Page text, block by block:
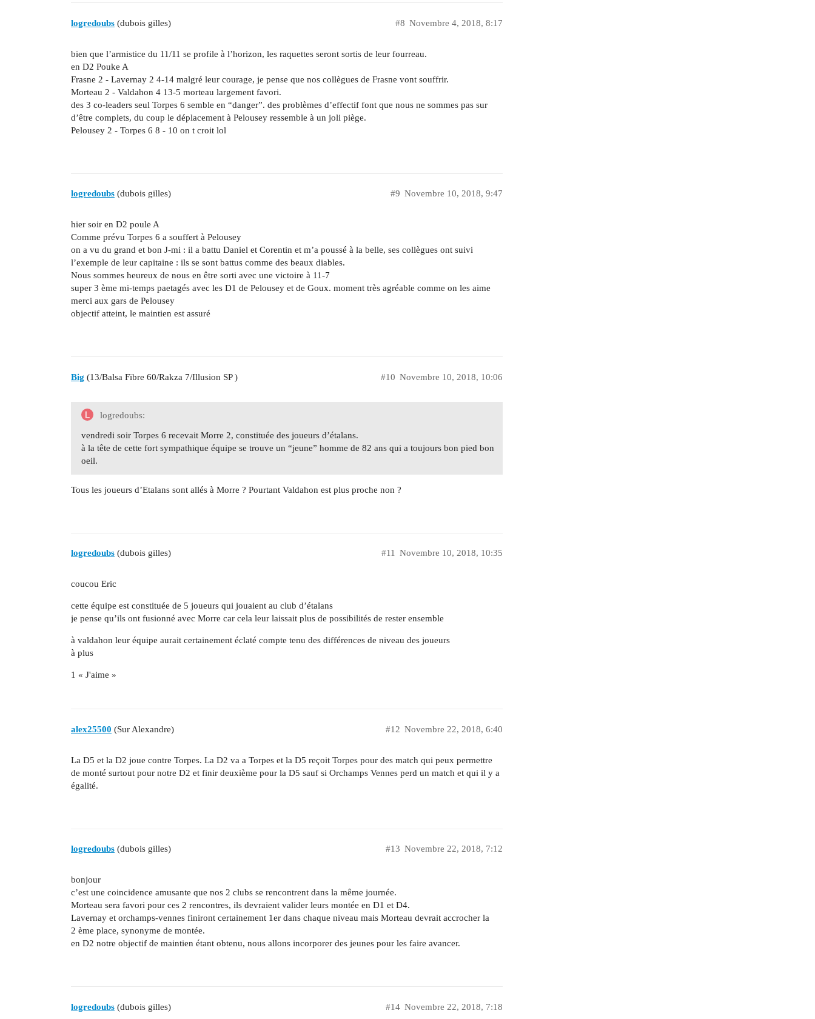
logredoubs (dubois gilles) Novembre 4, 2018, 8:17
#8
bien que l’armistice du 11/11 se profile à l’horizon, les raquettes seront sortis de leur fourreau.
en D2 Pouke A
Frasne 2 - Lavernay 2 4-14 malgré leur courage, je pense que nos collègues de Frasne vont souffrir.
Morteau 2 - Valdahon 4 13-5 morteau largement favori.
des 3 co-leaders seul Torpes 6 semble en “danger”. des problèmes d’effectif font que nous ne sommes pas sur
d’être complets, du coup le déplacement à Pelousey ressemble à un joli piège.
Pelousey 2 - Torpes 6 8 - 10 on t croit lol
logredoubs (dubois gilles) Novembre 10, 2018, 9:47
#9
hier soir en D2 poule A
Comme prévu Torpes 6 a souffert à Pelousey
on a vu du grand et bon J-mi : il a battu Daniel et Corentin et m’a poussé à la belle, ses collègues ont suivi
l’exemple de leur capitaine : ils se sont battus comme des beaux diables.
Nous sommes heureux de nous en être sorti avec une victoire à 11-7
super 3 ème mi-temps paetagés avec les D1 de Pelousey et de Goux. moment très agréable comme on les aime
merci aux gars de Pelousey
objectif atteint, le maintien est assuré
Big (13/Balsa Fibre 60/Rakza 7/Illusion SP ) Novembre 10, 2018, 10:06
#10
logredoubs:
vendredi soir Torpes 6 recevait Morre 2, constituée des joueurs d’étalans.
à la tête de cette fort sympathique équipe se trouve un “jeune” homme de 82 ans qui a toujours bon pied bon
oeil.
Tous les joueurs d’Etalans sont allés à Morre ? Pourtant Valdahon est plus proche non ?
logredoubs (dubois gilles) Novembre 10, 2018, 10:35
#11
coucou Eric
cette équipe est constituée de 5 joueurs qui jouaient au club d’étalans
je pense qu’ils ont fusionné avec Morre car cela leur laissait plus de possibilités de rester ensemble
à valdahon leur équipe aurait certainement éclaté compte tenu des différences de niveau des joueurs
à plus
1 « J'aime »
alex25500 (Sur Alexandre) Novembre 22, 2018, 6:40
#12
La D5 et la D2 joue contre Torpes. La D2 va a Torpes et la D5 reçoit Torpes pour des match qui peux permettre
de monté surtout pour notre D2 et finir deuxième pour la D5 sauf si Orchamps Vennes perd un match et qui il y a
égalité.
logredoubs (dubois gilles) Novembre 22, 2018, 7:12
#13
bonjour
c’est une coincidence amusante que nos 2 clubs se rencontrent dans la même journée.
Morteau sera favori pour ces 2 rencontres, ils devraient valider leurs montée en D1 et D4.
Lavernay et orchamps-vennes finiront certainement 1er dans chaque niveau mais Morteau devrait accrocher la
2 ème place, synonyme de montée.
en D2 notre objectif de maintien étant obtenu, nous allons incorporer des jeunes pour les faire avancer.
logredoubs (dubois gilles) Novembre 22, 2018, 7:18
#14